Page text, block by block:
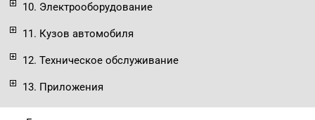
10. Электрооборудование
11. Кузов автомобиля
12. Техническое обслуживание
13. Приложения